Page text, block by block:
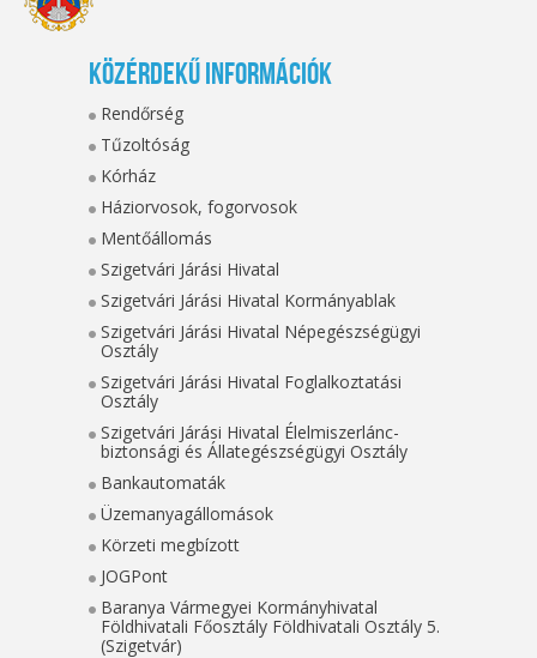
Közérdekű információk
Rendőrség
Tűzoltóság
Kórház
Háziorvosok, fogorvosok
Mentőállomás
Szigetvári Járási Hivatal
Szigetvári Járási Hivatal Kormányablak
Szigetvári Járási Hivatal Népegészségügyi
Osztály
Szigetvári Járási Hivatal Foglalkoztatási
Osztály
Szigetvári Járási Hivatal Élelmiszerlánc-
biztonsági és Állategészségügyi Osztály
Bankautomaták
Üzemanyagállomások
Körzeti megbízott
JOGPont
Baranya Vármegyei Kormányhivatal
Földhivatali Főosztály Földhivatali Osztály 5.
(Szigetvár)